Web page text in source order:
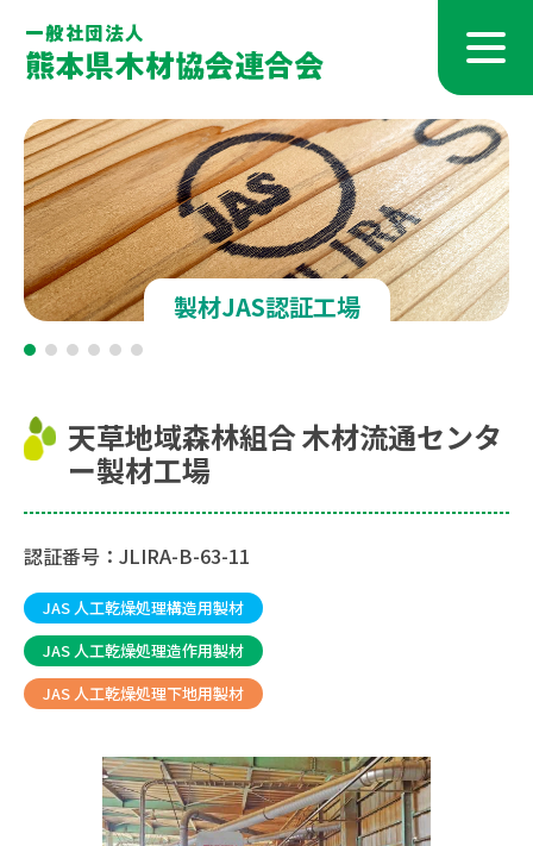
製材JAS認証工場
天草地域森林組合 木材流通センタ
ー製材工場
認証番号：JLIRA-B-63-11
JAS 人工乾燥処理構造用製材
JAS 人工乾燥処理造作用製材
JAS 人工乾燥処理下地用製材